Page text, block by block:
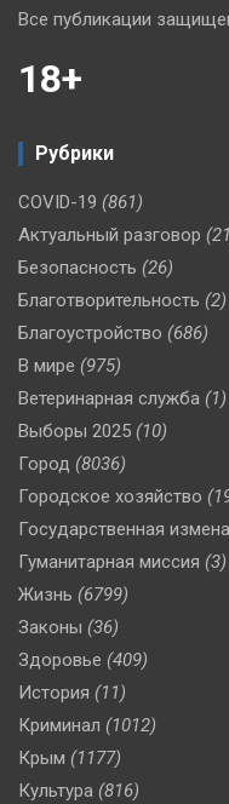
Все публикации
18+
Рубрики
COVID-19 (861)
Актуальный разговор
Безопасность (26)
Благотворительность (2)
Благоустройство (686)
В мире (975)
Ветеринарная служба (1)
Выборы 2025 (10)
Город (8036)
Городское хозяйство
Государственная измена
Гуманитарная миссия (3)
Жизнь (6799)
Законы (36)
Здоровье (409)
История (11)
Криминал (1012)
Крым (1177)
Культура (816)